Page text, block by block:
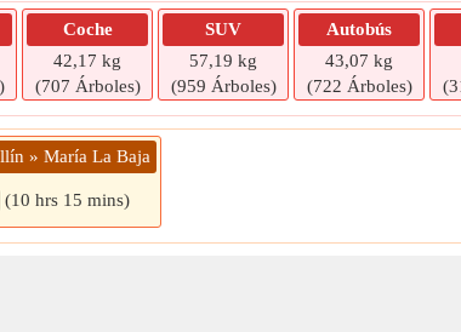
Coche
42,17 kg
(707 Árboles)
SUV
57,19 kg
(959 Árboles)
Autobús
43,07 kg
(722 Árboles)
» María La Baja
(10 hrs 15 mins)